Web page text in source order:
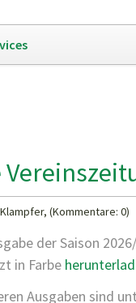
(Kommentare: 0)
der Saison
in Farbe
Ausgaben sind